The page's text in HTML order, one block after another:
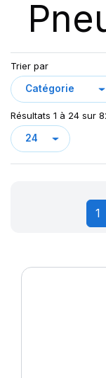
LL 102
LL102
MPT-007
MPT-01
MPT-03
MPT04
MPT20
Trier par
Résultats 1 à 24 sur
1